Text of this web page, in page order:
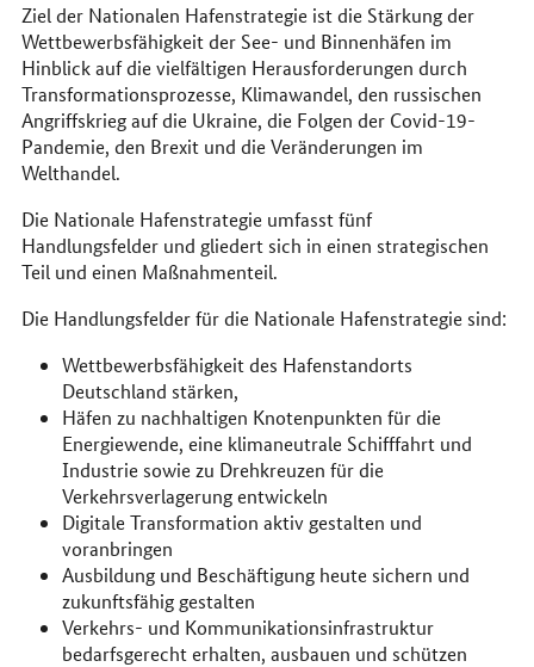
Ziel der Nationalen Hafenstrategie ist die Stärkung der
Wettbewerbsfähigkeit der See- und Binnenhäfen im
Hinblick auf die vielfältigen Herausforderungen durch
Transformationsprozesse, Klimawandel, den russischen
Angriffskrieg auf die Ukraine, die Folgen der Covid-19-
Pandemie, den Brexit und die Veränderungen im
Welthandel.
Die Nationale Hafenstrategie umfasst fünf
Handlungsfelder und gliedert sich in einen strategischen
Teil und einen Maßnahmenteil.
Die Handlungsfelder für die Nationale Hafenstrategie sind:
Wettbewerbsfähigkeit des Hafenstandorts
Deutschland stärken,
Häfen zu nachhaltigen Knotenpunkten für die
Energiewende, eine klimaneutrale Schifffahrt und
Industrie sowie zu Drehkreuzen für die
Verkehrsverlagerung entwickeln
Digitale Transformation aktiv gestalten und
voranbringen
Ausbildung und Beschäftigung heute sichern und
zukunftsfähig gestalten
Verkehrs- und Kommunikationsinfrastruktur
bedarfsgerecht erhalten, ausbauen und schützen